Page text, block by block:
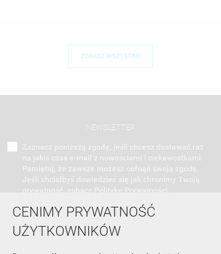
CENIMY PRYWATNOŚĆ
UŻYTKOWNIKÓW
ZOBACZ WSZYSTKIE
NEWSLETTER